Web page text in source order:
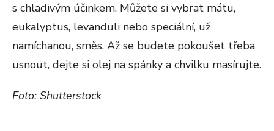
s chladivým účinkem. Můžete si vybrat mátu,
eukalyptus, levanduli nebo speciální, už
namíchanou, směs. Až se budete pokoušet třeba
usnout, dejte si olej na spánky a chvilku masírujte.
Foto: Shutterstock